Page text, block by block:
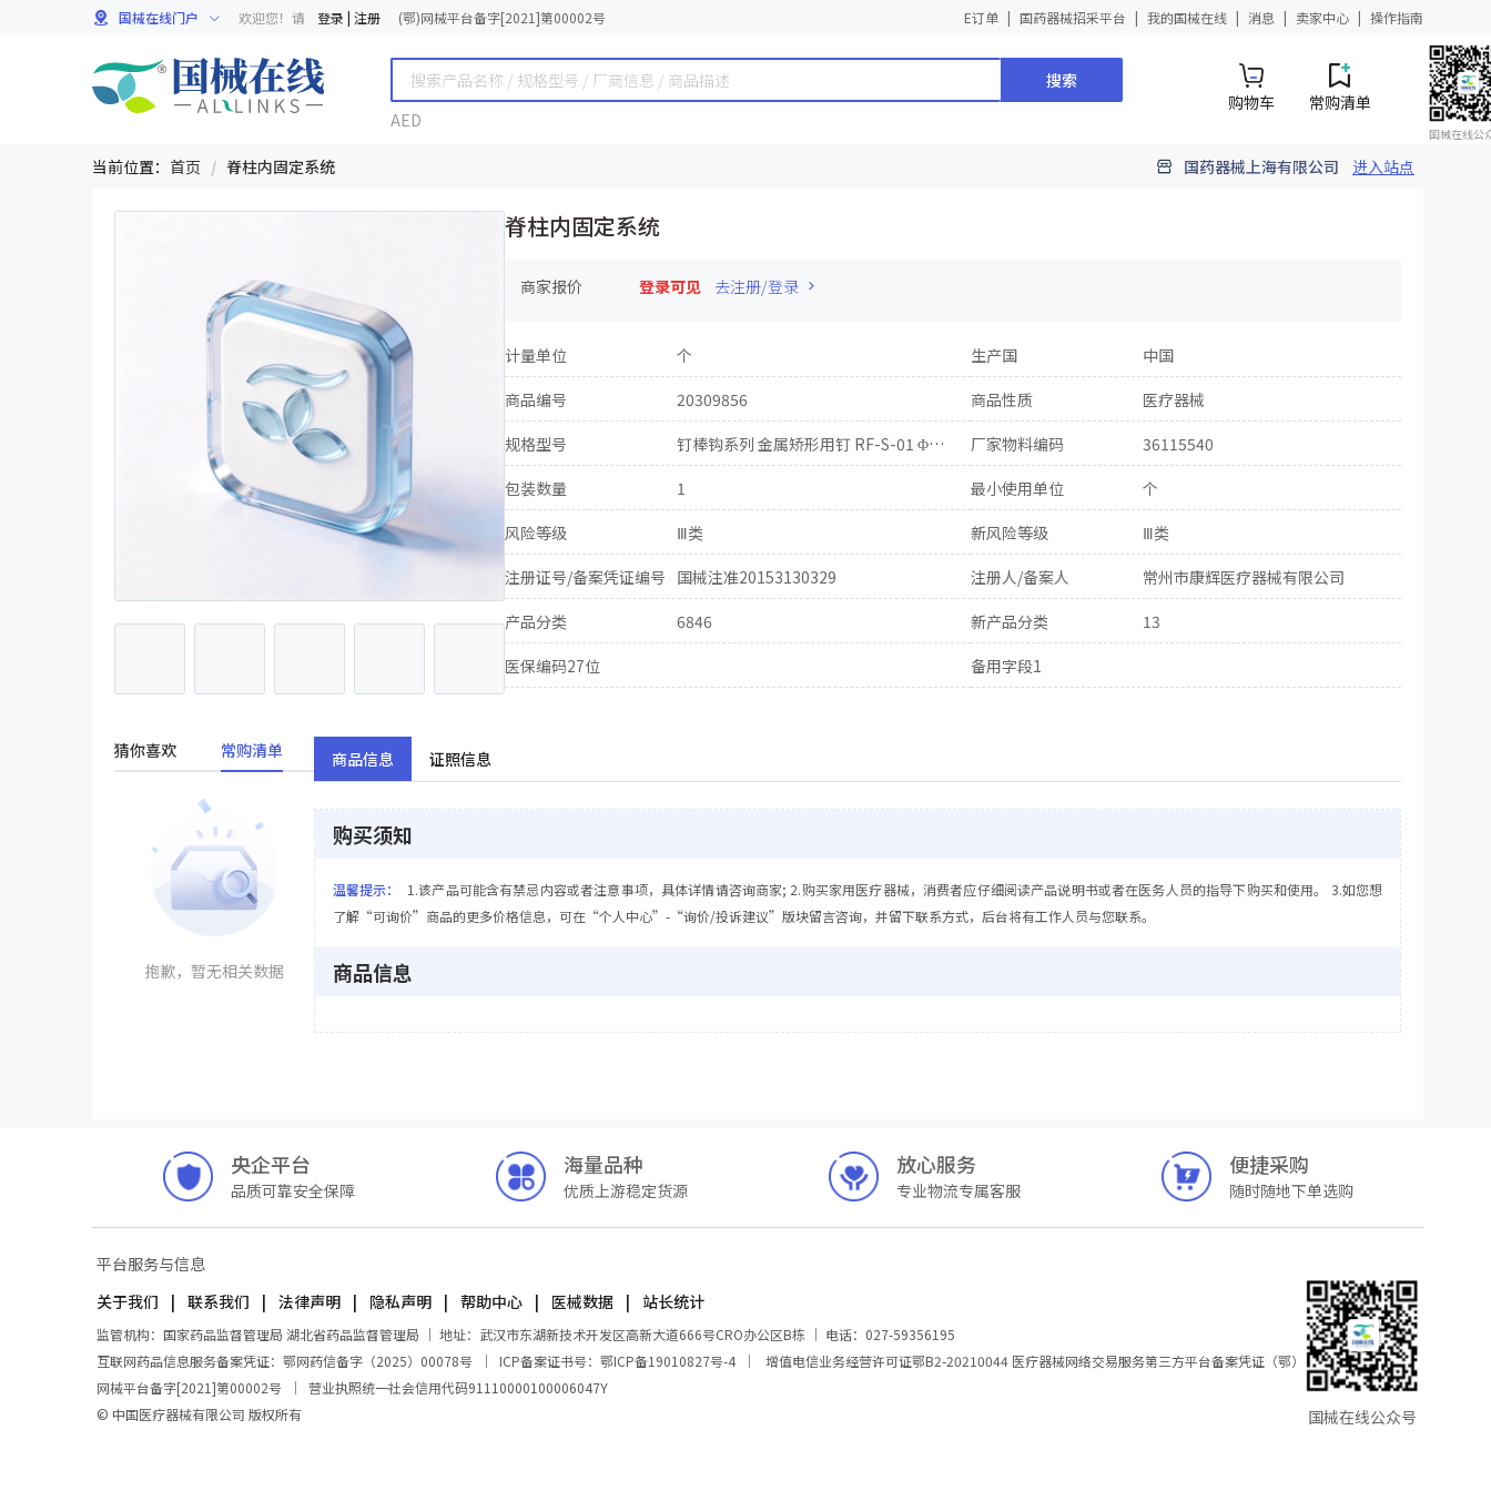
国械在线门户 欢迎您！请 登录 | 注册 (鄂)网械平台备字[2021]第00002号 E订单 国药器械招采平台 我的国械在线 消息 卖家中心 操作指南
搜索
AED
购物车 常购清单
国械在线公
当前位置： 首页 / 脊柱内固定系统 国药器械上海有限公司 进入站点
脊柱内固定系统
商家报价 登录可见 去注册/登录
计量单位 个 生产国
中国
商品编号
20309856 商品性质
医疗器械
规格型号
钉棒钩系列 金属矫形用钉 RF-S-01 Φ5.5×40(36115540) 厂家物料编码
36115540
包装数量
1 最小使用单位
个
风险等级
Ⅲ类 新风险等级
Ⅲ类
注册证号/备案凭证编号 国械注准20153130329 注册人/备案人
常州市康辉医疗器械有限公司
产品分类
6846 新产品分类
13
医保编码27位
备用字段1
猜你喜欢 常购清单
抱歉，暂无相关数据
商品信息 证照信息
购买须知
温馨提示：
1.该产品可能含有禁忌内容或者注意事项，具体详情请咨询商家; 2.购买家用医疗器械，消费者应仔细阅读产品说明书或者在医务人员的指导下购买和使用。 3.如您想
了解“可询价”商品的更多价格信息，可在“个人中心”-“询价/投诉建议”版块留言咨询，并留下联系方式，后台将有工作人员与您联系。
商品信息
央企平台
品质可靠安全保障
海量品种
优质上游稳定货源
放心服务
专业物流专属客服
便捷采购
随时随地下单选购
平台服务与信息
关于我们
联系我们 法律声明 隐私声明 帮助中心 医械数据 站长统计
监管机构：国家药品监督管理局 湖北省药品监督管理局 ｜ 地址：武汉市东湖新技术开发区高新大道666号CRO办公区B栋 ｜ 电话：027-59356195
互联网药品信息服务备案凭证：鄂网药信备字（2025）00078号
｜ ICP备案证书号：鄂ICP备19010827号-4 ｜ 增值电信业务经营许可证鄂B2-20210044 医疗器械网络交易服务第三方平台备案凭证（鄂）
网械平台备字[2021]第00002号
｜ 营业执照统一社会信用代码91110000100006047Y
© 中国医疗器械有限公司 版权所有
国械在线公众号